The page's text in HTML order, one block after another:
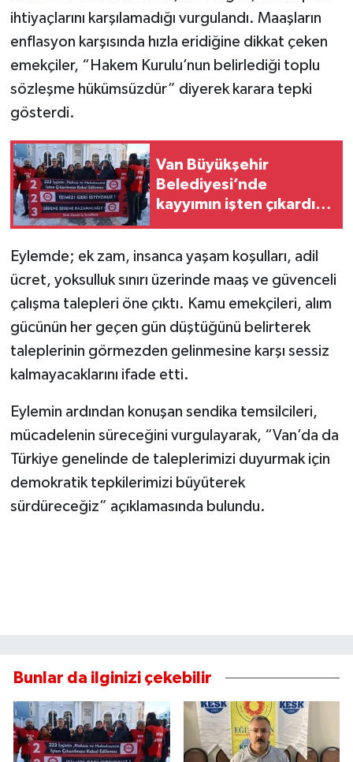
ihtiyaçlarını karşılamadığı vurgulandı. Maaşların
enflasyon karşısında hızla eridiğine dikkat çeken
emekçiler, “Hakem Kurulu’nun belirlediği toplu
sözleşme hükümsüzdür” diyerek karara tepki
gösterdi.
Van Büyükşehir
Belediyesi’nde
kayyımın işten çıkardığı
Eylemde; ek zam, insanca yaşam koşulları, adil
ücret, yoksulluk sınırı üzerinde maaş ve güvenceli
çalışma talepleri öne çıktı. Kamu emekçileri, alım
gücünün her geçen gün düştüğünü belirterek
taleplerinin görmezden gelinmesine karşı sessiz
kalmayacaklarını ifade etti.
Eylemin ardından konuşan sendika temsilcileri,
mücadelenin süreceğini vurgulayarak, “Van’da da
Türkiye genelinde de taleplerimizi duyurmak için
demokratik tepkilerimizi büyüterek
sürdüreceğiz” açıklamasında bulundu.
Bunlar da ilginizi çekebilir